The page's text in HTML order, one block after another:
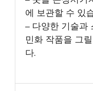
에 보관할 수 있
– 다양한 기술과
민화 작품을 그
다.